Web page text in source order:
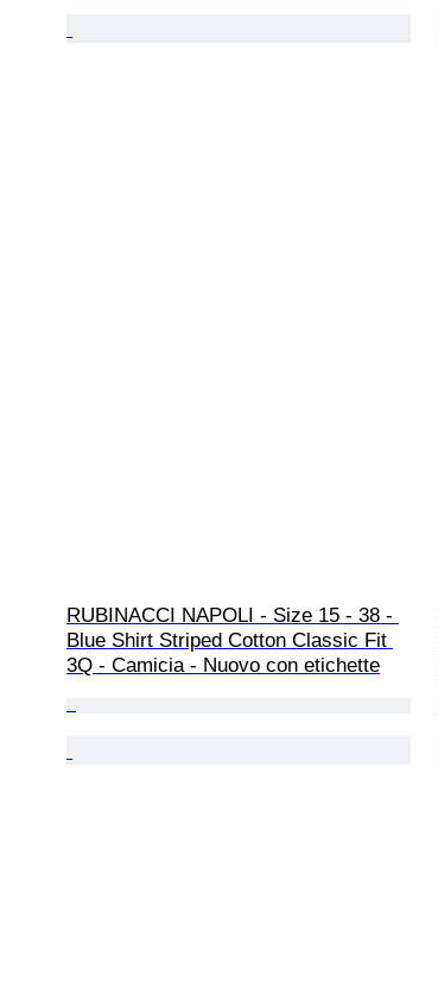
RUBINACCI NAPOLI - Size 15 - 38 -
Blue Shirt Striped Cotton Classic Fit
3Q - Camicia - Nuovo con etichette